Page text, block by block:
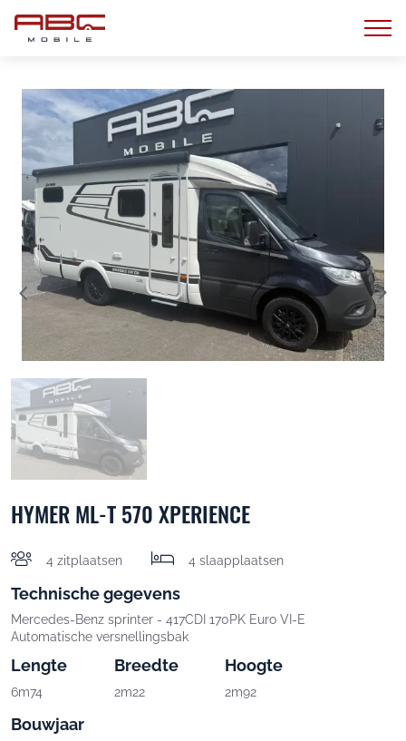
HYMER ML-T 570 XPERIENCE
4 zitplaatsen 4 slaapplaatsen
Technische gegevens
Mercedes-Benz sprinter - 417CDI 170PK Euro VI-E
Automatische versnellingsbak
Lengte
6m74
Breedte
2m22
Hoogte
2m92
Bouwjaar